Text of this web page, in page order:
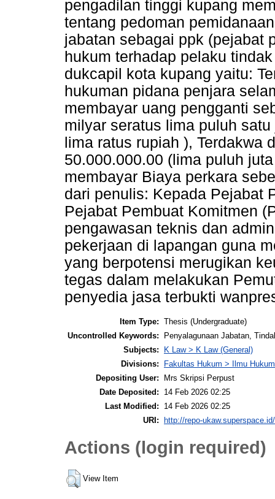
pengadilan tinggi kupang
tentang pedoman
jabatan sebagai ppk (pejabat
hukum terhadap pelaku
dukcapil kota kupang yaitu:
hukuman pidana penjara
membayar uang pengganti
milyar seratus lima puluh
lima ratus rupiah ), Terdakwa
50.000.000.00 (lima puluh
membayar Biaya perkara
dari penulis: Kepada Pejabat
Pejabat Pembuat Komitmen
pengawasan teknis dan
pekerjaan di lapangan guna
yang berpotensi merugikan
tegas dalam melakukan
penyedia jasa terbukti
Item Type: Thesis (Undergraduate)
Uncontrolled Keywords:
Penyalagunaan Jabatan,
Subjects:
K Law > K Law (General)
Divisions:
Fakultas Hukum > Ilmu Hukum
Depositing User:
Mrs Skripsi Perpust
Date Deposited:
14 Feb 2026 02:25
Last Modified:
14 Feb 2026 02:25
URI:
http://repo-
Actions (login required)
View Item